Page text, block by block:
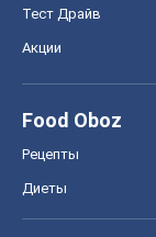
Тест Драйв
Акции
Food Oboz
Рецепты
Диеты